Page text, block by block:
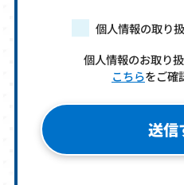
個人情報の取り
個人情報のお取り
こちらをご確